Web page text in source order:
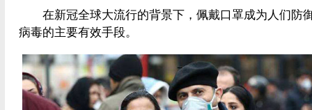
在新冠全球大流行的背景下，佩戴口罩成为人们防
病毒的主要有效手段。